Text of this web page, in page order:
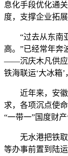
息化手段优化通
度，支撑企业拓
“过去从东南亚
高。”已经常年奔
——沉庆木凡供应
铁海联运‘大冰箱
近年来，安徽
求，各项沉点使
“一带一”国度财产
无水港把铁取
等办事前置到陆